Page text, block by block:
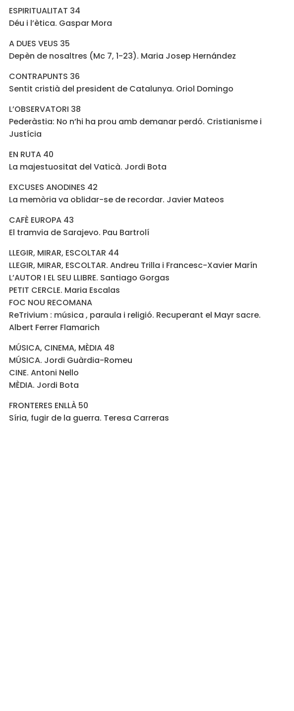
ESPIRITUALITAT 34
Déu i l’ètica. Gaspar Mora
A DUES VEUS 35
Depèn de nosaltres (Mc 7, 1-23). Maria Josep Hernández
CONTRAPUNTS 36
Sentit cristià del president de Catalunya. Oriol Domingo
L’OBSERVATORI 38
Pederàstia: No n’hi ha prou amb demanar perdó. Cristianisme i
Justícia
EN RUTA 40
La majestuositat del Vaticà. Jordi Bota
EXCUSES ANODINES 42
La memòria va oblidar-se de recordar. Javier Mateos
CAFÈ EUROPA 43
El tramvia de Sarajevo. Pau Bartrolí
LLEGIR, MIRAR, ESCOLTAR 44
LLEGIR, MIRAR, ESCOLTAR. Andreu Trilla i Francesc-Xavier Marín
L’AUTOR I EL SEU LLIBRE. Santiago Gorgas
PETIT CERCLE. Maria Escalas
FOC NOU RECOMANA
ReTrivium : música , paraula i religió. Recuperant el Mayr sacre.
Albert Ferrer Flamarich
MÚSICA, CINEMA, MÈDIA 48
MÚSICA. Jordi Guàrdia-Romeu
CINE. Antoni Nello
MÈDIA. Jordi Bota
FRONTERES ENLLÀ 50
Síria, fugir de la guerra. Teresa Carreras